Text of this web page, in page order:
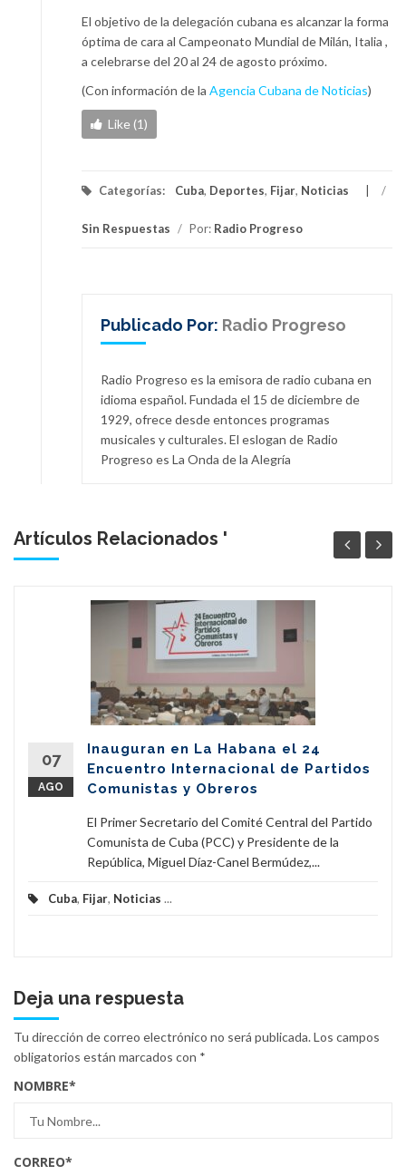
El objetivo de la delegación cubana es alcanzar la forma
óptima de cara al Campeonato Mundial de Milán, Italia ,
a celebrarse del 20 al 24 de agosto próximo.
(Con información de la Agencia Cubana de Noticias)
Like (1)
Categorías: Cuba, Deportes, Fijar, Noticias /
Sin Respuestas / Por: Radio Progreso
Publicado Por: Radio Progreso
Radio Progreso es la emisora de radio cubana en
idioma español. Fundada el 15 de diciembre de
1929, ofrece desde entonces programas
musicales y culturales. El eslogan de Radio
Progreso es La Onda de la Alegría
Artículos Relacionados '
07
AGO
Inauguran en La Habana el 24
Encuentro Internacional de Partidos
Comunistas y Obreros
El Primer Secretario del Comité Central del Partido
Comunista de Cuba (PCC) y Presidente de la
República, Miguel Díaz-Canel Bermúdez,...
Cuba, Fijar, Noticias ...
Deja una respuesta
Tu dirección de correo electrónico no será publicada.Los campos
obligatorios están marcados con *
NOMBRE*
CORREO*